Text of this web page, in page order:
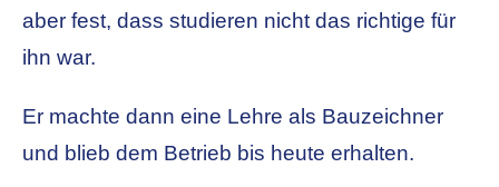
aber fest, dass studieren nicht das richtige für
ihn war.
Er machte dann eine Lehre als Bauzeichner
und blieb dem Betrieb bis heute erhalten.